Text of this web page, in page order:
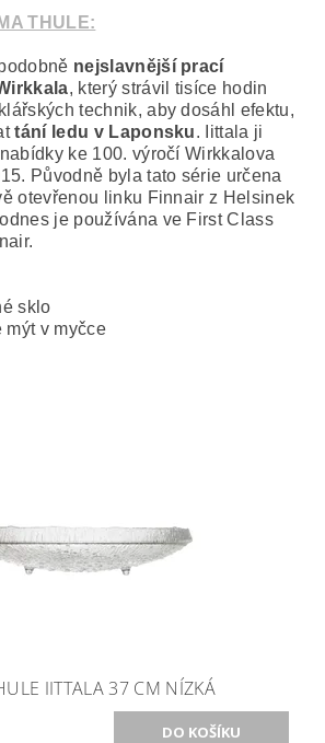
THULE:
nejslavnější prací
, který strávil tisíce hodin
technik, aby dosáhl efektu,
tání ledu v Laponsku. Iittala ji
ke 100. výročí Wirkkalova
Původně byla tato série určena
otevřenou linku Finnair z Helsinek
je používána ve First Class
sklo
mýt v myčce
IITTALA 37 CM NÍZKÁ